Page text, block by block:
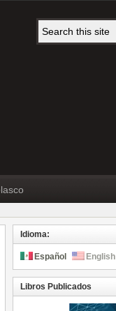
Idioma:
Español English
Libros Publicados